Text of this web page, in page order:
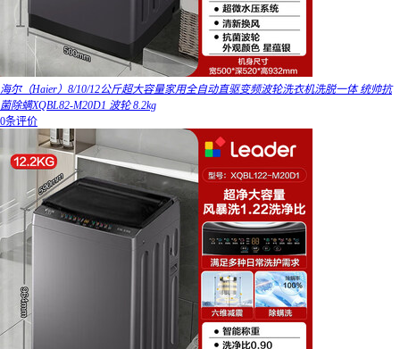
海尔（Haier）8/10/12公斤超大容量家用全自动直驱变频波轮洗衣机洗脱一体 统帅抗
菌除螨XQBL82-M20D1 波轮 8.2kg
0条评价